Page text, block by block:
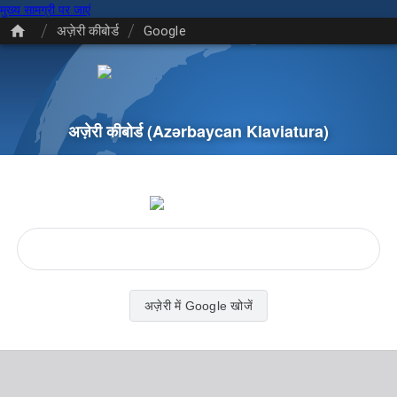
मुख्य सामग्री पर जाएं
/ अज़ेरी कीबोर्ड / Google
अज़ेरी कीबोर्ड(Azərbaycan Klaviatura)
अज़ेरी में Google खोजें